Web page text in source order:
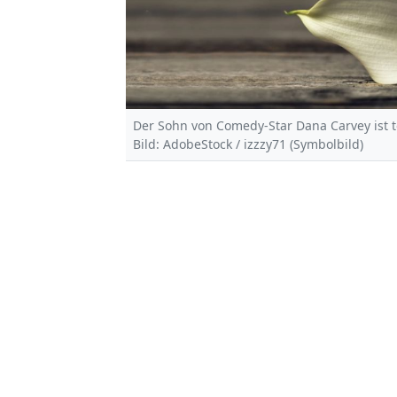
Der Sohn von Comedy-Star Dana Carvey ist
Bild: AdobeStock / izzzy71 (Symbolbild)